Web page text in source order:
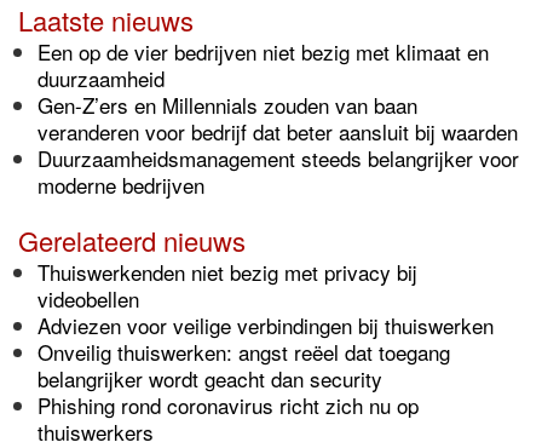
Laatste nieuws
Een op de vier bedrijven niet bezig met klimaat en
duurzaamheid
Gen-Z’ers en Millennials zouden van baan
veranderen voor bedrijf dat beter aansluit bij waarden
Duurzaamheidsmanagement steeds belangrijker voor
moderne bedrijven
Gerelateerd nieuws
Thuiswerkenden niet bezig met privacy bij
videobellen
Adviezen voor veilige verbindingen bij thuiswerken
Onveilig thuiswerken: angst reëel dat toegang
belangrijker wordt geacht dan security
Phishing rond coronavirus richt zich nu op
thuiswerkers